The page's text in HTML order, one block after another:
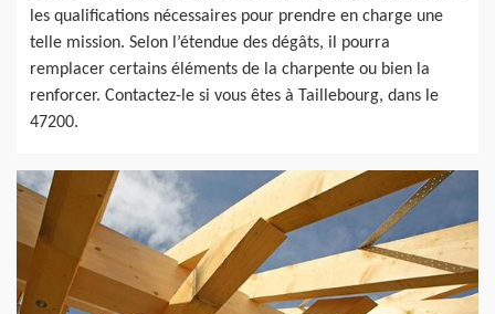
les qualifications nécessaires pour prendre en charge une
telle mission. Selon l’étendue des dégâts, il pourra
remplacer certains éléments de la charpente ou bien la
renforcer. Contactez-le si vous êtes à Taillebourg, dans le
47200.